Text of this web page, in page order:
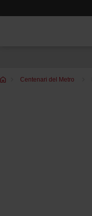
Et
Centenari del Metro